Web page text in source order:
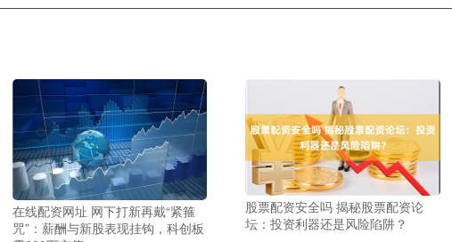
在线配资网址 网下打新再戴“紧箍
咒”：薪酬与新股表现挂钩，科创板
股票配资安全吗 揭秘股票配资论
坛：投资利器还是风险陷阱？